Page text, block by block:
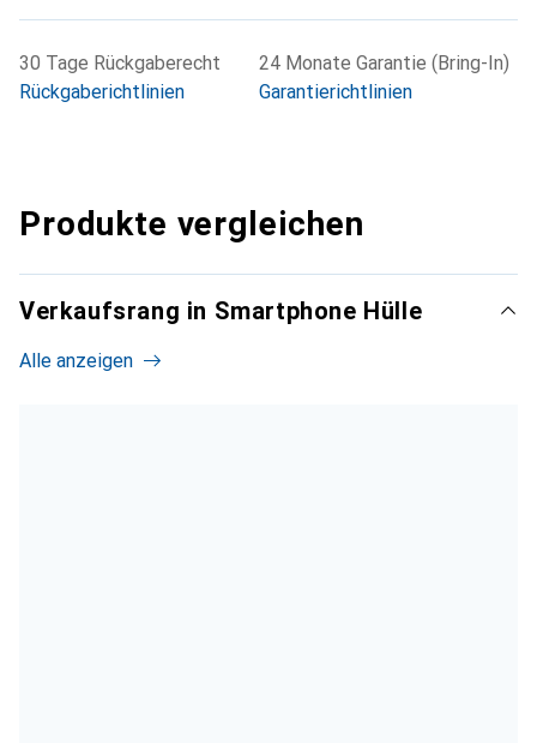
30 Tage Rückgaberecht
Rückgaberichtlinien
24 Monate Garantie (Bring-In)
Garantierichtlinien
Produkte vergleichen
Verkaufsrang in Smartphone Hülle
Alle anzeigen